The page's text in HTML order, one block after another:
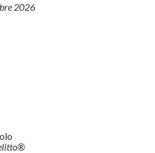
2026